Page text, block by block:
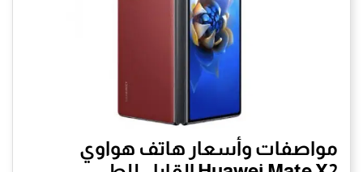
مواصفات وأسعار هاتف هواوي